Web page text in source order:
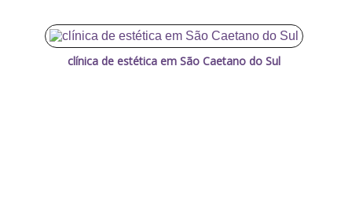
clínica de estética em São Caetano do Sul